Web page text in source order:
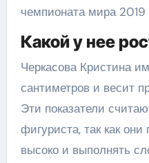
чемпионата мира 2019
Какой у нее
Черкасова Кристина
сантиметров и весит
Эти показатели
фигуриста, так как
высоко и выполнять